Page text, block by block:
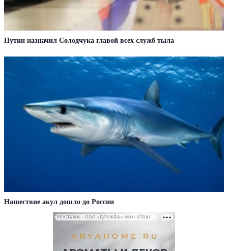
Путин назначил Солодчука главой всех служб тыла
Нашествие акул дошло до России
РЕКЛАМА • ООО «ДРУЖБА» ИНН 9704146411